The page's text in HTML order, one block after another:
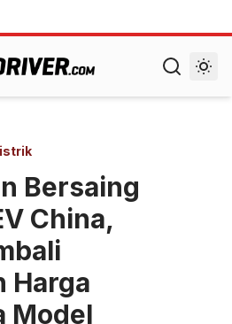
Bersaing
China,
Harga
Model